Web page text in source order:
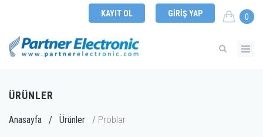
KAYIT OL GIRIŞ YAP 0
ÜRÜNLER
Anasayfa / Ürünler / Problar